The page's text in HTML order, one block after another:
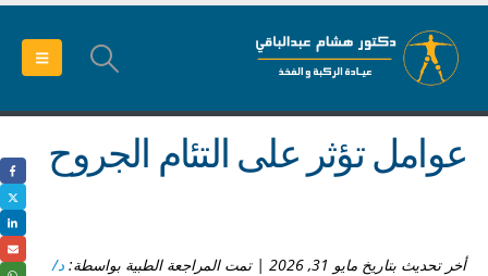
عوامل تؤثر على التئام الجروح
أخر تحديث بتاريخ مايو 31, 2026 | تمت المراجعة الطبية بواسطة:
د/